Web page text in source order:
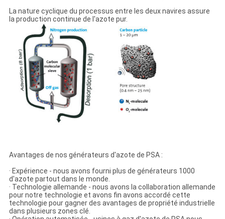
La nature cyclique du processus entre les deux navires assure
la production continue de l'azote pur.
Avantages de nos générateurs d'azote de PSA :
· Expérience - nous avons fourni plus de générateurs 1000
d'azote partout dans le monde.
· Technologie allemande - nous avons la collaboration allemande
pour notre technologie et avons fin avons accordé cette
technologie pour gagner des avantages de propriété industrielle
dans plusieurs zones clé.